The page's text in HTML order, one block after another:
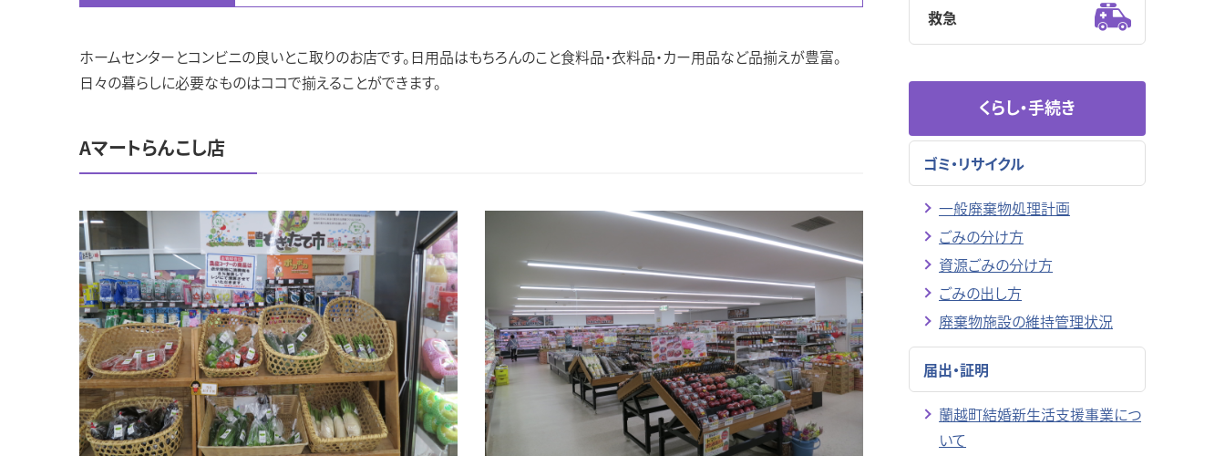
ホームセンターとコンビニの良いとこ取りのお店です。日用品はもちろんのこと食料品・衣料品・カー用品など品揃えが豊富。
日々の暮らしに必要なものはココで揃えることができます。
Aマートらんこし店
救急
くらし・手続き
ゴミ・リサイクル
一般廃棄物処理計画
ごみの分け方
資源ごみの分け方
ごみの出し方
廃棄物施設の維持管理状況
届出・証明
蘭越町結婚新生活支援事業につ
いて